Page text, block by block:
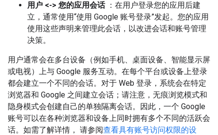
用户 <-> 您的应用会话：在用户登录您的应用后建
立，通常使用“使用 Google 账号登录”发起。您的应用
使用这些声明来管理此会话，以改进会话和账号管理
决策。
用户通常会在多台设备（例如手机、桌面设备、智能显示屏
或电视）上与 Google 服务互动。在每个平台或设备上登录
都会建立一个不同的会话。对于 Web 登录，系统会在特定
浏览器和 Google 之间建立会话；请注意，无痕浏览模式和
隐身模式会创建自己的单独隔离会话。因此，一个 Google
账号可以在各种浏览器和设备上同时拥有多个不同的活跃会
话。如需了解详情， 请参阅查看具有账号访问权限的设